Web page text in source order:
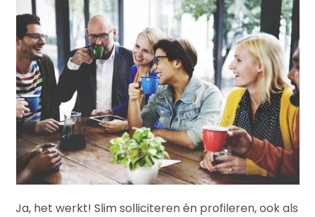
Ja, het werkt! Slim solliciteren én profileren, ook als